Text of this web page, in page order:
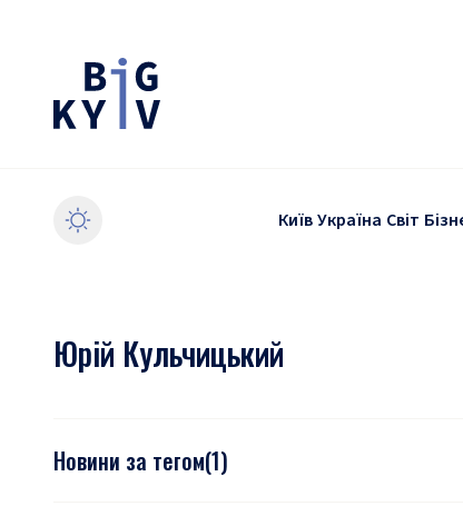
КиївУкраїна Світ
Юрій Кульчицький
Новини за тегом(1)